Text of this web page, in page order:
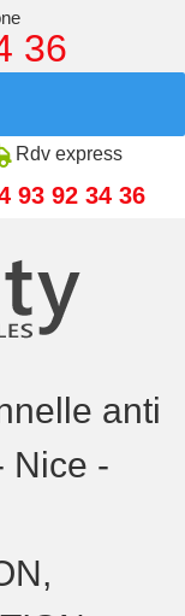
Rdv express
93 92 34 36
anti
Nice -
36